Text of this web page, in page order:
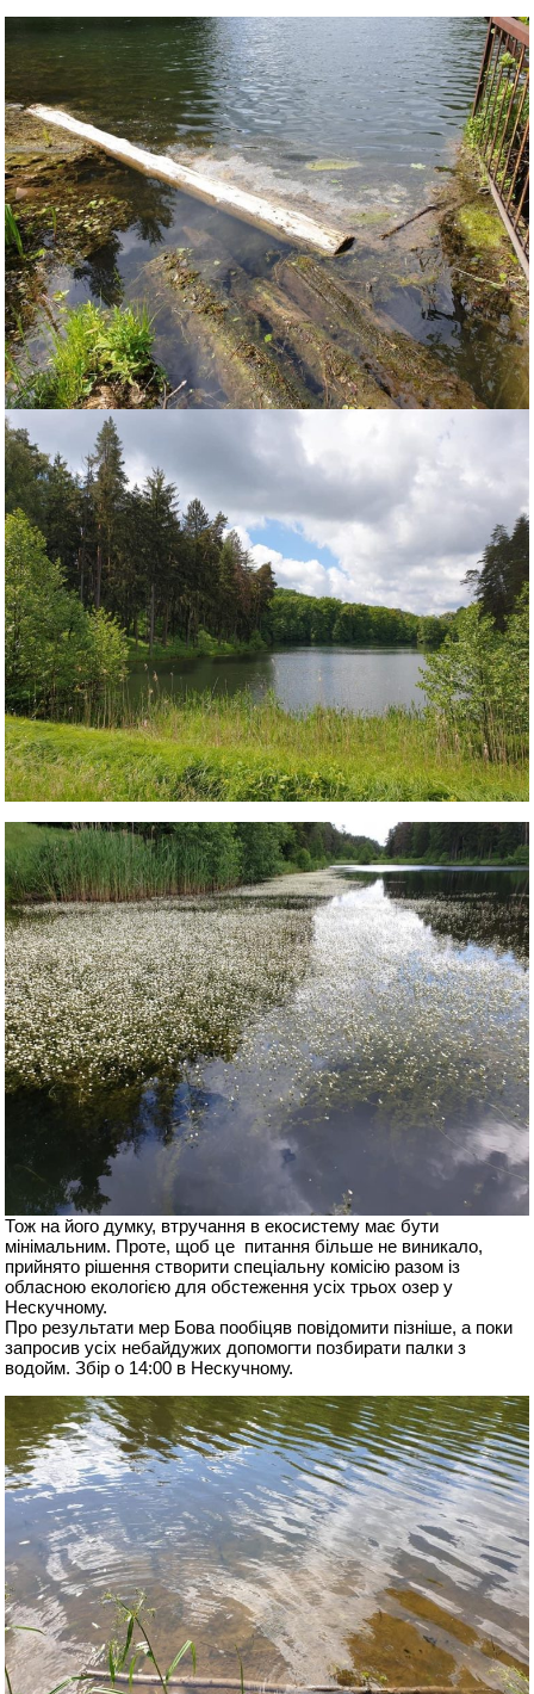
Тож на його думку, втручання в екосистему має бути
мінімальним. Проте, щоб це питання більше не виникало,
прийнято рішення створити спеціальну комісію разом із
обласною екологією для обстеження усіх трьох озер у
Нескучному.
Про результати мер Бова пообіцяв повідомити пізніше, а поки
запросив усіх небайдужих допомогти позбирати палки з
водойм. Збір о 14:00 в Нескучному.